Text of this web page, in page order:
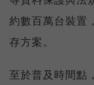
約數百萬台裝置
存方案。
至於普及時間點